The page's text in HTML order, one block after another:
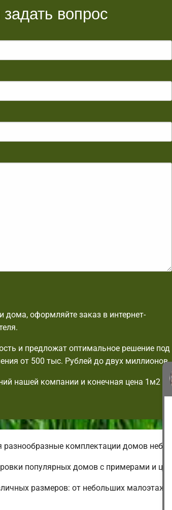
вопрос
дома, оформляйте заказ в интернет-
и предложат оптимальное решение под
от 500 тыс. Рублей до двух миллионов.
нашей компании и конечная цена 1м2
комплектации домов
популярных домов с примерами и
размеров: от небольших